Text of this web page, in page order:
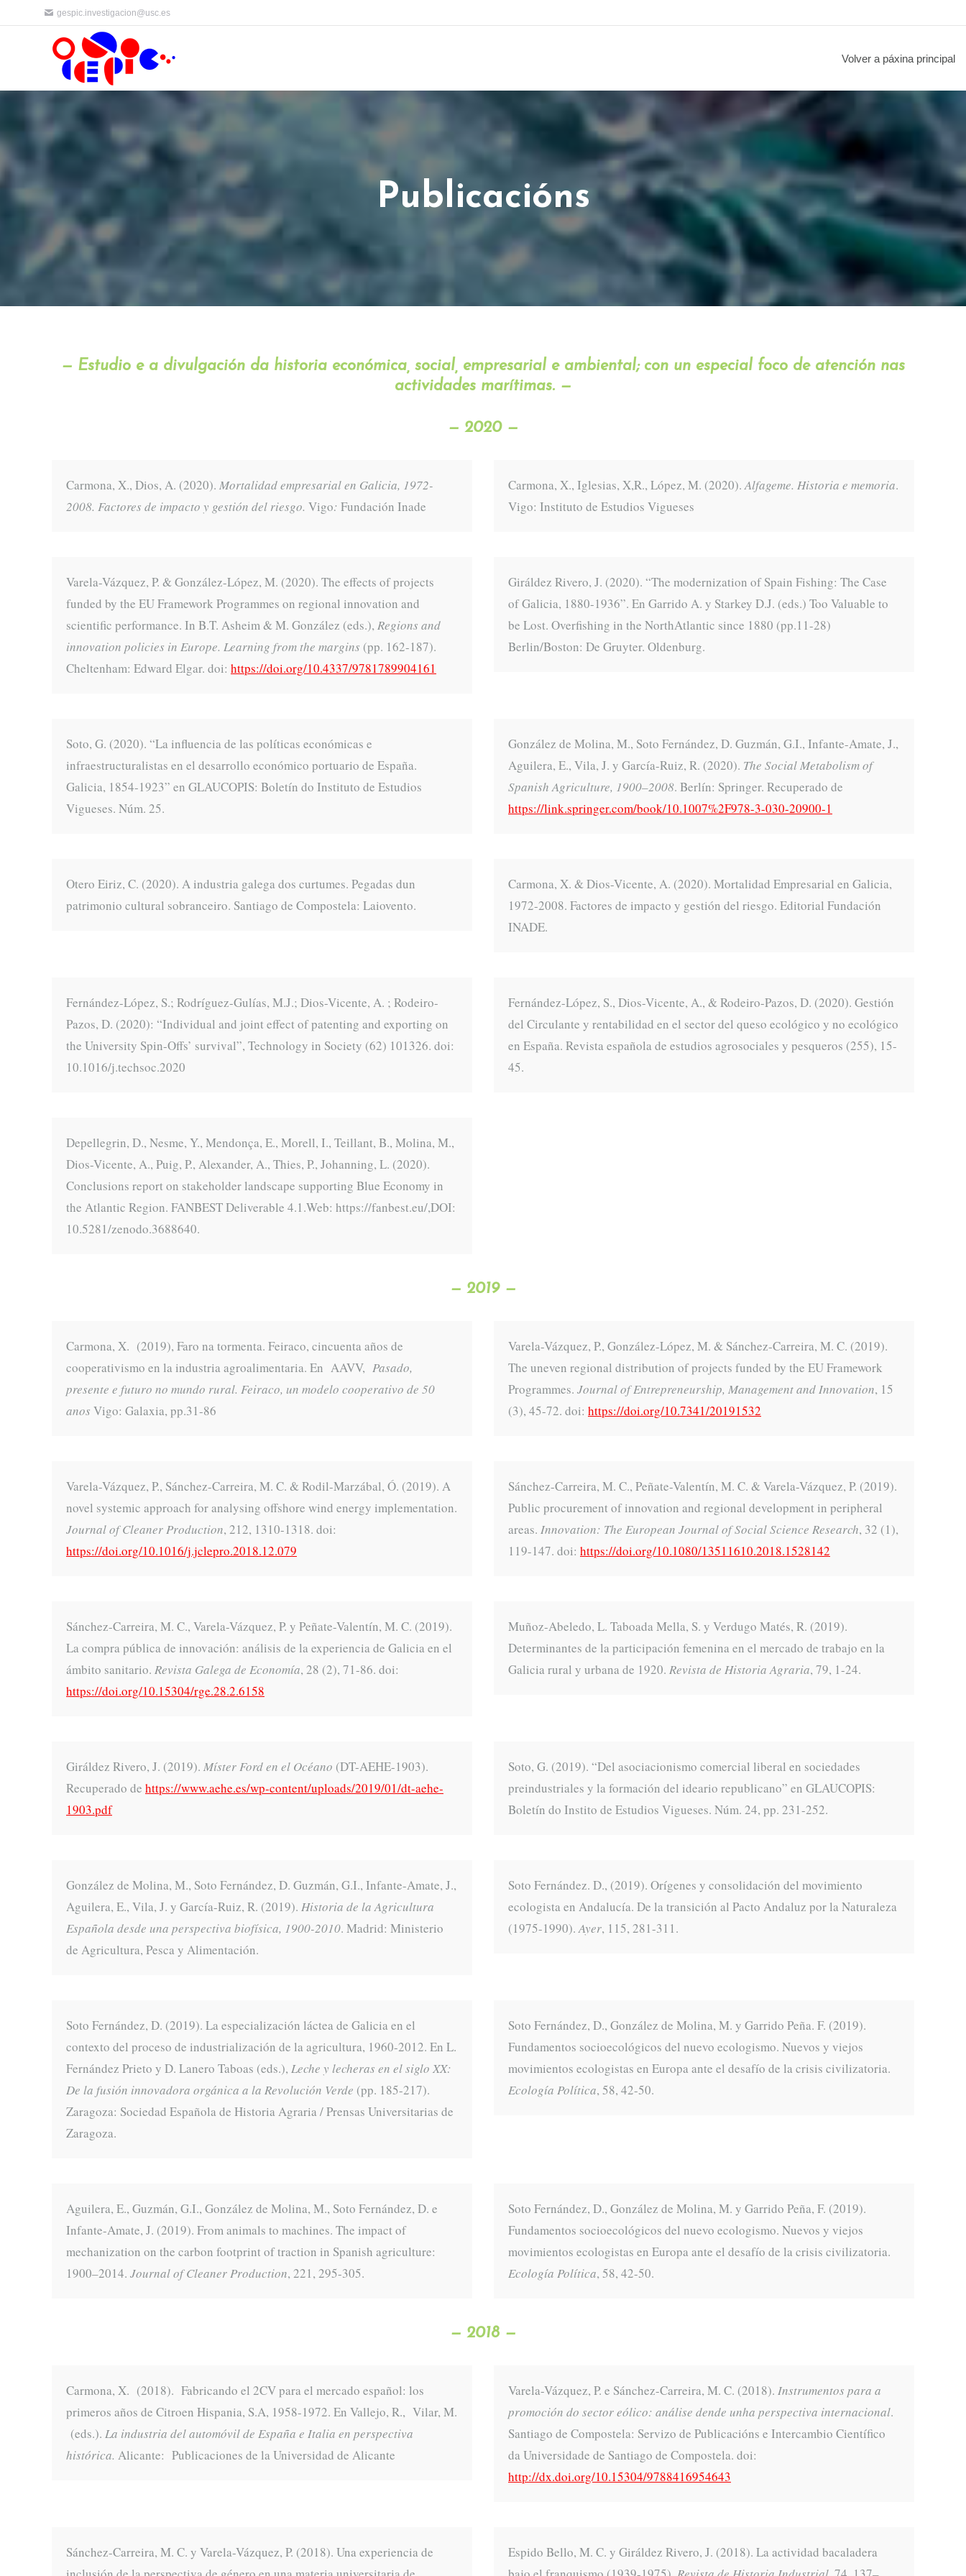
gespic.investigacion@usc.es
Volver a páxina principal
Publicacións
— Estudio e a divulgación da historia económica, social, empresarial e ambiental; con un especial foco de atención nas
actividades marítimas. —
— 2020 —
Carmona, X., Dios, A. (2020). Mortalidad empresarial en Galicia, 1972-
2008. Factores de impacto y gestión del riesgo. Vigo: Fundación Inade
Carmona, X., Iglesias, X,R., López, M. (2020).Alfageme. Historia e memoria.
Vigo: Instituto de Estudios Vigueses
Varela-Vázquez, P. & González-López, M. (2020). The effects of projects
funded by the EU Framework Programmes on regional innovation and
scientific performance. In B.T. Asheim & M. González (eds.), Regions and
innovation policies in Europe. Learning from the margins (pp. 162-187).
Cheltenham: Edward Elgar. doi: https://doi.org/10.4337/9781789904161
Giráldez Rivero, J. (2020). “The modernization of Spain Fishing: The Case
of Galicia, 1880-1936”. En Garrido A. y Starkey D.J. (eds.) Too Valuable to
be Lost. Overfishing in the NorthAtlantic since 1880 (pp.11-28)
Berlin/Boston: De Gruyter. Oldenburg.
Soto, G. (2020). “La influencia de las políticas económicas e
infraestructuralistas en el desarrollo económico portuario de España.
Galicia, 1854-1923” en GLAUCOPIS: Boletín do Instituto de Estudios
Vigueses. Núm. 25.
González de Molina, M., Soto Fernández, D. Guzmán, G.I., Infante-Amate, J.,
Aguilera, E., Vila, J. y García-Ruiz, R. (2020). The Social Metabolism of
Spanish Agriculture, 1900–2008. Berlín: Springer. Recuperado de
https://link.springer.com/book/10.1007%2F978-3-030-20900-1
Otero Eiriz, C. (2020). A industria galega dos curtumes. Pegadas dun
patrimonio cultural sobranceiro. Santiago de Compostela: Laiovento.
Carmona, X. & Dios-Vicente, A. (2020). Mortalidad Empresarial en Galicia,
1972-2008. Factores de impacto y gestión del riesgo. Editorial Fundación
INADE.
Fernández-López, S.; Rodríguez-Gulías, M.J.; Dios-Vicente, A. ; Rodeiro-
Pazos, D. (2020): “Individual and joint effect of patenting and exporting on
the University Spin-Offs’ survival”, Technology in Society (62) 101326. doi:
10.1016/j.techsoc.2020
Fernández-López, S., Dios-Vicente, A., & Rodeiro-Pazos, D. (2020). Gestión
del Circulante y rentabilidad en el sector del queso ecológico y no ecológico
en España. Revista española de estudios agrosociales y pesqueros (255), 15-
45.
Depellegrin, D., Nesme, Y., Mendonça, E., Morell, I., Teillant, B., Molina, M.,
Dios-Vicente, A., Puig, P., Alexander, A., Thies, P., Johanning, L. (2020).
Conclusions report on stakeholder landscape supporting Blue Economy in
the Atlantic Region. FANBEST Deliverable 4.1.Web: https://fanbest.eu/,DOI:
10.5281/zenodo.3688640.
— 2019 —
Carmona, X. (2019), Faro na tormenta. Feiraco, cincuenta años de
cooperativismo en la industria agroalimentaria. En AAVV, Pasado,
presente e futuro no mundo rural. Feiraco, un modelo cooperativo de 50
anos Vigo: Galaxia, pp.31-86
Varela-Vázquez, P., González-López, M. & Sánchez-Carreira, M. C. (2019).
The uneven regional distribution of projects funded by the EU Framework
Programmes. Journal of Entrepreneurship, Management and Innovation, 15
(3), 45-72. doi: https://doi.org/10.7341/20191532
Varela-Vázquez, P., Sánchez-Carreira, M. C. & Rodil-Marzábal, Ó. (2019). A
novel systemic approach for analysing offshore wind energy implementation.
Journal of Cleaner Production, 212, 1310-1318. doi:
https://doi.org/10.1016/j.jclepro.2018.12.079
Sánchez-Carreira, M. C., Peñate-Valentín, M. C. & Varela-Vázquez, P. (2019).
Public procurement of innovation and regional development in peripheral
areas. Innovation: The European Journal of Social Science Research, 32 (1),
119-147. doi: https://doi.org/10.1080/13511610.2018.1528142
Sánchez-Carreira, M. C., Varela-Vázquez, P. y Peñate-Valentín, M. C. (2019).
La compra pública de innovación: análisis de la experiencia de Galicia en el
ámbito sanitario. Revista Galega de Economía, 28 (2), 71-86. doi:
https://doi.org/10.15304/rge.28.2.6158
Muñoz-Abeledo, L. Taboada Mella, S. y Verdugo Matés, R. (2019).
Determinantes de la participación femenina en el mercado de trabajo en la
Galicia rural y urbana de 1920. Revista de Historia Agraria, 79, 1-24.
Giráldez Rivero, J. (2019). Míster Ford en el Océano (DT-AEHE-1903).
Recuperado de https://www.aehe.es/wp-content/uploads/2019/01/dt-aehe-
1903.pdf
Soto, G. (2019). “Del asociacionismo comercial liberal en sociedades
preindustriales y la formación del ideario republicano” en GLAUCOPIS:
Boletín do Instito de Estudios Vigueses. Núm. 24, pp. 231-252.
González de Molina, M., Soto Fernández, D. Guzmán, G.I., Infante-Amate, J.,
Aguilera, E., Vila, J. y García-Ruiz, R. (2019). Historia de la Agricultura
Española desde una perspectiva biofísica, 1900-2010. Madrid: Ministerio
de Agricultura, Pesca y Alimentación.
Soto Fernández. D., (2019). Orígenes y consolidación del movimiento
ecologista en Andalucía. De la transición al Pacto Andaluz por la Naturaleza
(1975-1990).Ayer, 115, 281-311.
Soto Fernández, D. (2019). La especialización láctea de Galicia en el
contexto del proceso de industrialización de la agricultura, 1960-2012. En L.
Fernández Prieto y D. Lanero Taboas (eds.), Leche y lecheras en el siglo XX:
De la fusión innovadora orgánica a la Revolución Verde (pp. 185-217).
Zaragoza: Sociedad Española de Historia Agraria / Prensas Universitarias de
Zaragoza.
Soto Fernández, D., González de Molina, M. y Garrido Peña. F. (2019).
Fundamentos socioecológicos del nuevo ecologismo. Nuevos y viejos
movimientos ecologistas en Europa ante el desafío de la crisis civilizatoria.
Ecología Política, 58, 42-50.
Aguilera, E., Guzmán, G.I., González de Molina, M., Soto Fernández, D. e
Infante-Amate, J. (2019). From animals to machines. The impact of
mechanization on the carbon footprint of traction in Spanish agriculture:
1900–2014. Journal of Cleaner Production, 221, 295-305.
Soto Fernández, D., González de Molina, M. y Garrido Peña, F. (2019).
Fundamentos socioecológicos del nuevo ecologismo. Nuevos y viejos
movimientos ecologistas en Europa ante el desafío de la crisis civilizatoria.
Ecología Política, 58, 42-50.
— 2018 —
Carmona, X. (2018). Fabricando el 2CV para el mercado español: los
primeros años de Citroen Hispania, S.A, 1958-1972. En Vallejo, R., Vilar, M.
(eds.). La industria del automóvil de España e Italia en perspectiva
histórica. Alicante: Publicaciones de la Universidad de Alicante
Varela-Vázquez, P. e Sánchez-Carreira, M. C. (2018). Instrumentos para a
promoción do sector eólico: análise dende unha perspectiva internacional.
Santiago de Compostela: Servizo de Publicacións e Intercambio Científico
da Universidade de Santiago de Compostela. doi:
http://dx.doi.org/10.15304/9788416954643
Sánchez-Carreira, M. C. y Varela-Vázquez, P. (2018). Una experiencia de
Espido Bello, M. C. y Giráldez Rivero, J. (2018). La actividad bacaladera